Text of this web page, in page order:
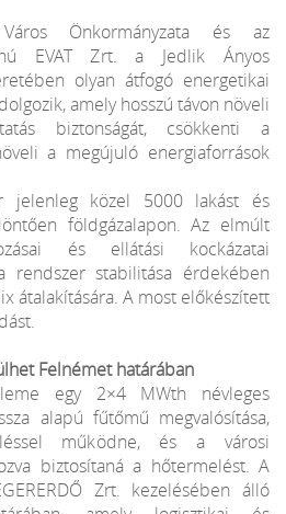
Önkormányzata és az
EVAT Zrt. a Jedlik Ányos
olyan átfogó energetikai
amely hosszú távon növeli
biztonságát, csökkenti a
a megújuló energiaforrások
jelenleg közel 5000 lakást és
földgázalapon. Az elmúlt
és ellátási kockázatai
rendszer stabilitása érdekében
átalakítására. A most előkészített
Felnémet határában
egy 2×4 MWth névleges
alapú fűtőmű megvalósítása,
működne, és a városi
biztosítaná a hőtermelést. A
Zrt. kezelésében álló